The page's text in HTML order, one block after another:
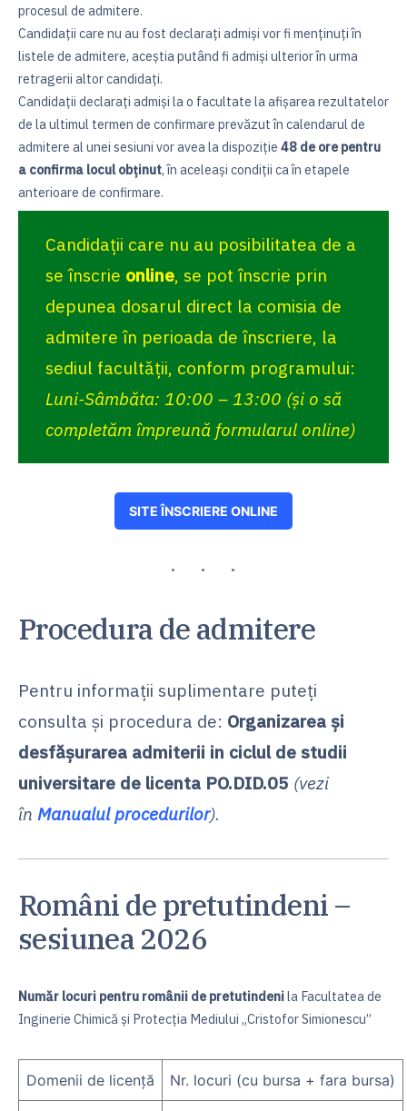
procesul de admitere.
Candidații care nu au fost declarați admiși vor fi menținuți în
listele de admitere, aceștia putând fi admiși ulterior în urma
retragerii altor candidați.
Candidații declarați admiși la o facultate la afișarea rezultatelor
de la ultimul termen de confirmare prevăzut în calendarul de
admitere al unei sesiuni vor avea la dispoziție 48 de ore pentru
a confirma locul obținut, în aceleași condiții ca în etapele
anterioare de confirmare.
Candidații care nu au posibilitatea de a
se înscrie online, se pot înscrie prin
depunea dosarul direct la comisia de
admitere în perioada de înscriere, la
sediul facultății, conform programului:
Luni-Sâmbăta: 10:00 – 13:00 (și o să
completăm împreună formularul online)
SITE ÎNSCRIERE ONLINE
Procedura de admitere
Pentru informaţii suplimentare puteţi
consulta şi procedura de: Organizarea şi
desfăşurarea admiterii in ciclul de studii
universitare de licenta PO.DID.05 (vezi
în Manualul procedurilor).
Români de pretutindeni –
sesiunea 2026
Număr locuri pentru românii de pretutindenila Facultatea de
Inginerie Chimică și Protecția Mediului „Cristofor Simionescu”
Domenii de licență Nr. locuri (cu bursa + fara bursa)